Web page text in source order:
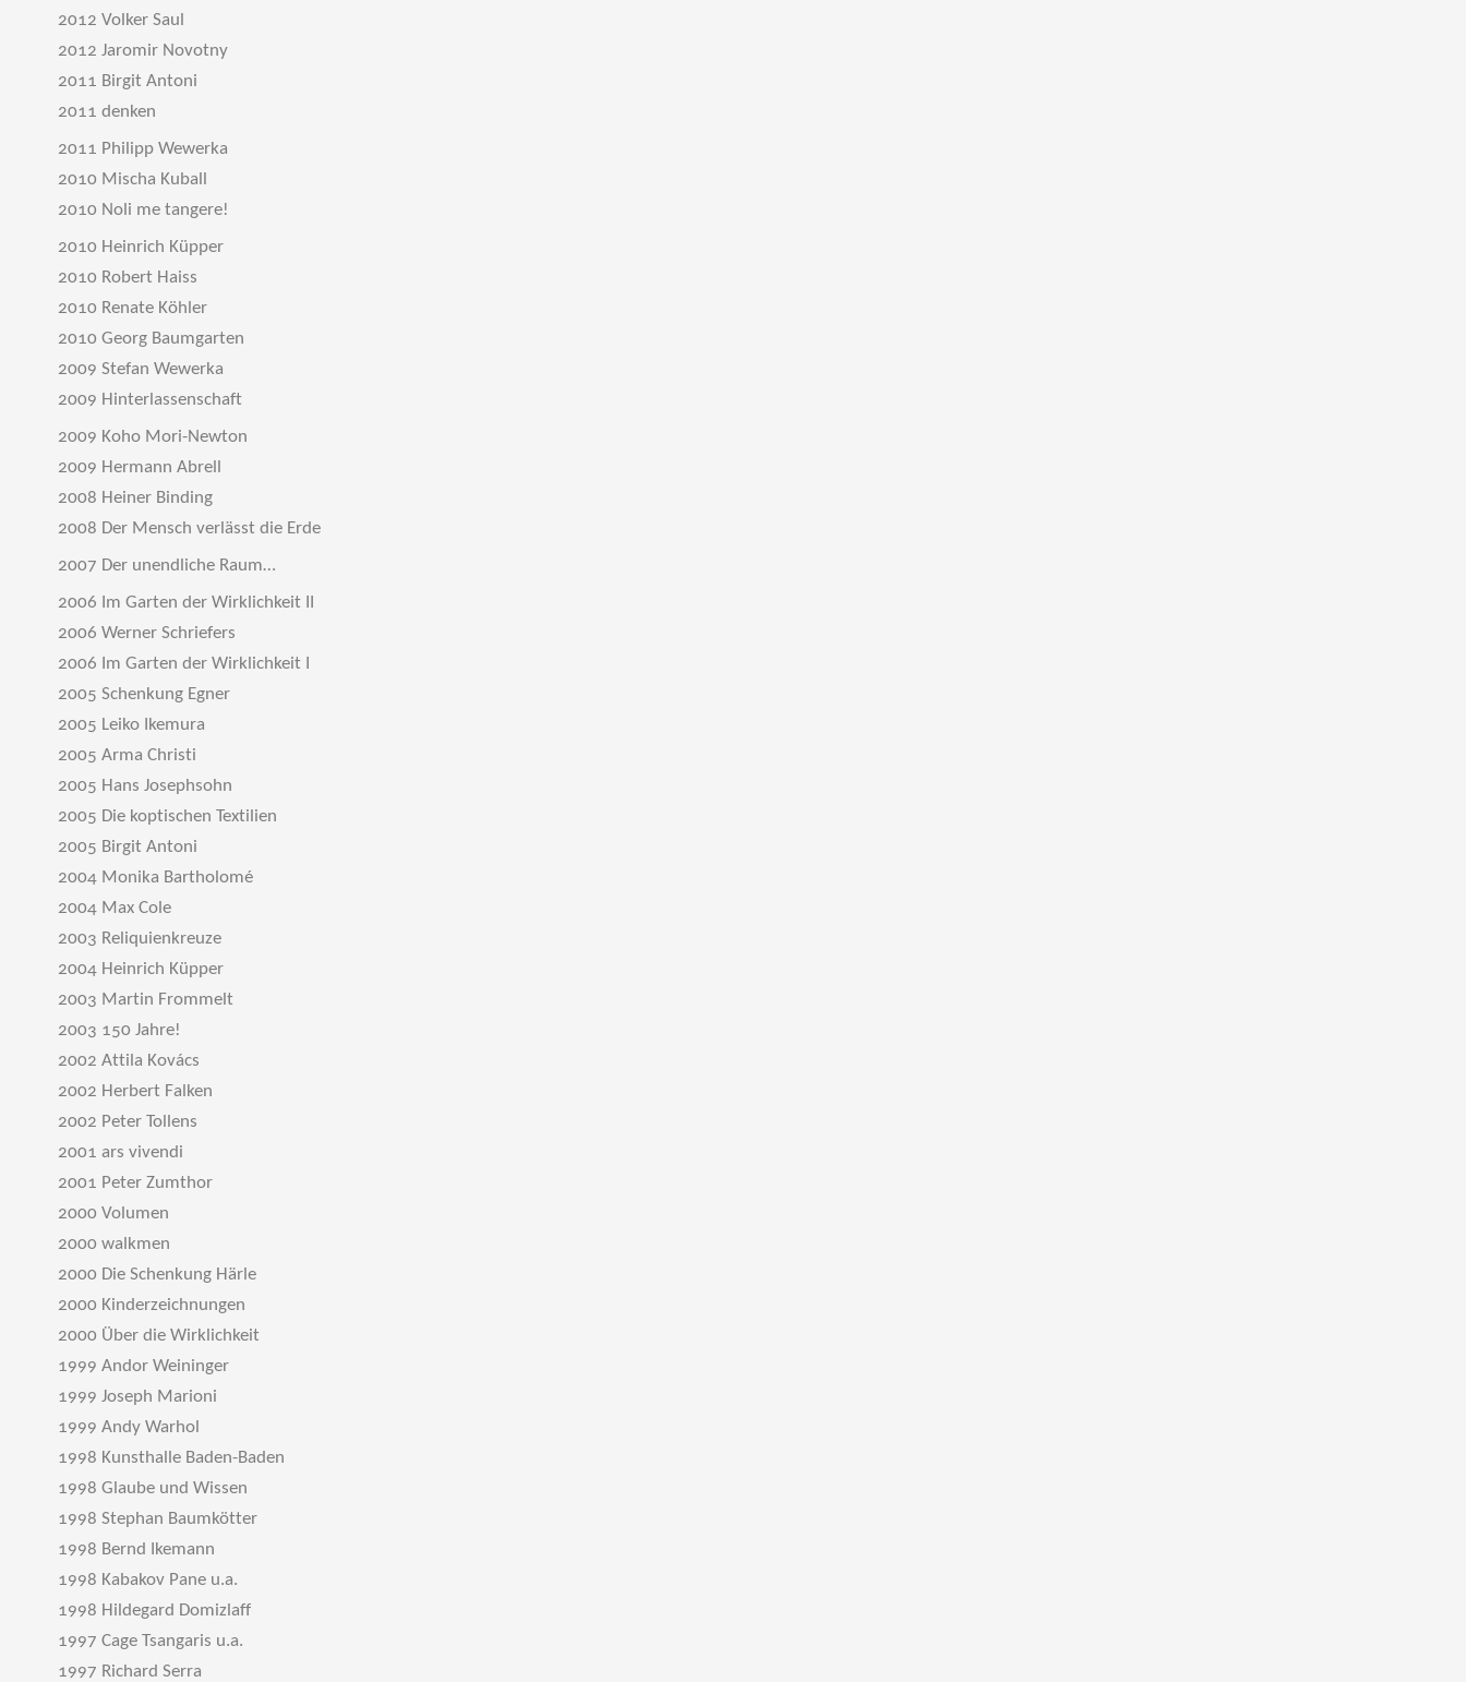
2012 Volker Saul
2012 Jaromir Novotny
2011 Birgit Antoni
2011 denken
2011 Philipp Wewerka
2010 Mischa Kuball
2010 Noli me tangere!
2010 Heinrich Küpper
2010 Robert Haiss
2010 Renate Köhler
2010 Georg Baumgarten
2009 Stefan Wewerka
2009 Hinterlassenschaft
2009 Koho Mori-Newton
2009 Hermann Abrell
2008 Heiner Binding
2008 Der Mensch verlässt die Erde
2007 Der unendliche Raum…
2006 Im Garten der Wirklichkeit II
2006 Werner Schriefers
2006 Im Garten der Wirklichkeit I
2005 Schenkung Egner
2005 Leiko Ikemura
2005 Arma Christi
2005 Hans Josephsohn
2005 Die koptischen Textilien
2005 Birgit Antoni
2004 Monika Bartholomé
2004 Max Cole
2003 Reliquienkreuze
2004 Heinrich Küpper
2003 Martin Frommelt
2003 150 Jahre!
2002 Attila Kovács
2002 Herbert Falken
2002 Peter Tollens
2001 ars vivendi
2001 Peter Zumthor
2000 Volumen
2000 walkmen
2000 Die Schenkung Härle
2000 Kinderzeichnungen
2000 Über die Wirklichkeit
1999 Andor Weininger
1999 Joseph Marioni
1999 Andy Warhol
1998 Kunsthalle Baden-Baden
1998 Glaube und Wissen
1998 Stephan Baumkötter
1998 Bernd Ikemann
1998 Kabakov Pane u.a.
1998 Hildegard Domizlaff
1997 Cage Tsangaris u.a.
1997 Richard Serra